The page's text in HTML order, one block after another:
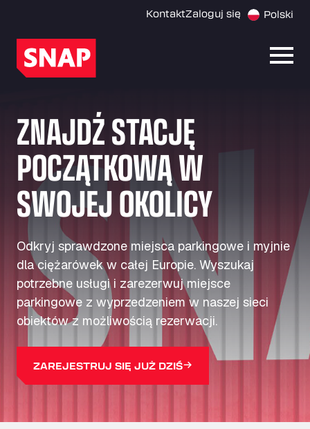
KontaktZaloguj się Polski
ZNAJDŹ STACJĘ
POCZĄTKOWĄ W
SWOJEJ OKOLICY
Odkryj sprawdzone miejsca parkingowe i myjnie
dla ciężarówek w całej Europie. Wyszukaj
potrzebne usługi i zarezerwuj miejsce
parkingowe z wyprzedzeniem w naszej sieci
obiektów z możliwością rezerwacji.
ZAREJESTRUJ SIĘ JUŻ DZIŚ